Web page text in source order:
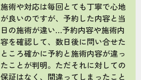
施術や対応は毎回とても丁寧で心地
が良いのですが、予約した内容と当
日の施術が違い…予約内容や施術内
容を確認して、数日後に問い合せた
ところ確かに予約と施術内容が違っ
たことが判明。ただそれに対しての
保証はなく、間違ってしまったこと